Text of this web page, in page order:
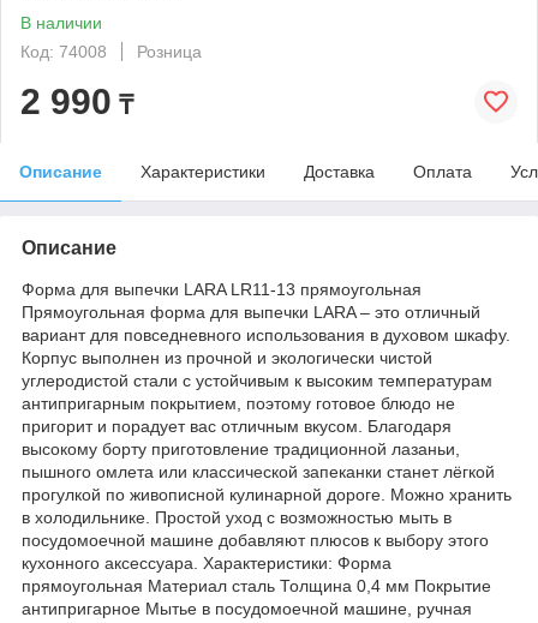
В наличии
Код: 74008
Розница
2 990 ₸
Описание Характеристики Доставка Оплата
Описание
Форма для выпечки LARA LR11-13 прямоугольная
Прямоугольная форма для выпечки LARA – это отличный
вариант для повседневного использования в духовом шкафу.
Корпус выполнен из прочной и экологически чистой
углеродистой стали с устойчивым к высоким температурам
антипригарным покрытием, поэтому готовое блюдо не
пригорит и порадует вас отличным вкусом. Благодаря
высокому борту приготовление традиционной лазаньи,
пышного омлета или классической запеканки станет лёгкой
прогулкой по живописной кулинарной дороге. Можно хранить
в холодильнике. Простой уход с возможностью мыть в
посудомоечной машине добавляют плюсов к выбору этого
кухонного аксессуара. Характеристики: Форма
прямоугольная Материал сталь Толщина 0,4 мм Покрытие
антипригарное Мытье в посудомоечной машине, ручная